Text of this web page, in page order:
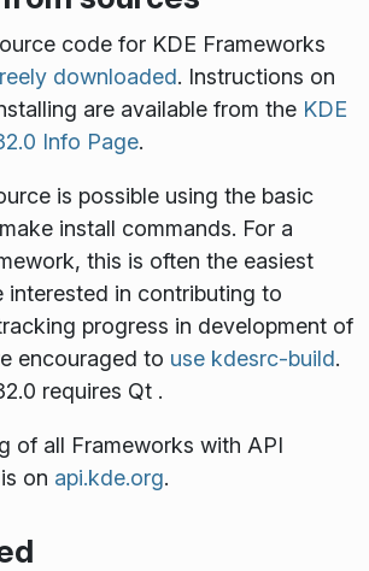
code for KDE Frameworks
downloaded. Instructions on
are available from the KDE
Info Page.
is possible using the basic
install commands. For a
this is often the easiest
interested in contributing to
progress in development of
encouraged to use kdesrc-build.
requires Qt .
of all Frameworks with API
on api.kde.org.